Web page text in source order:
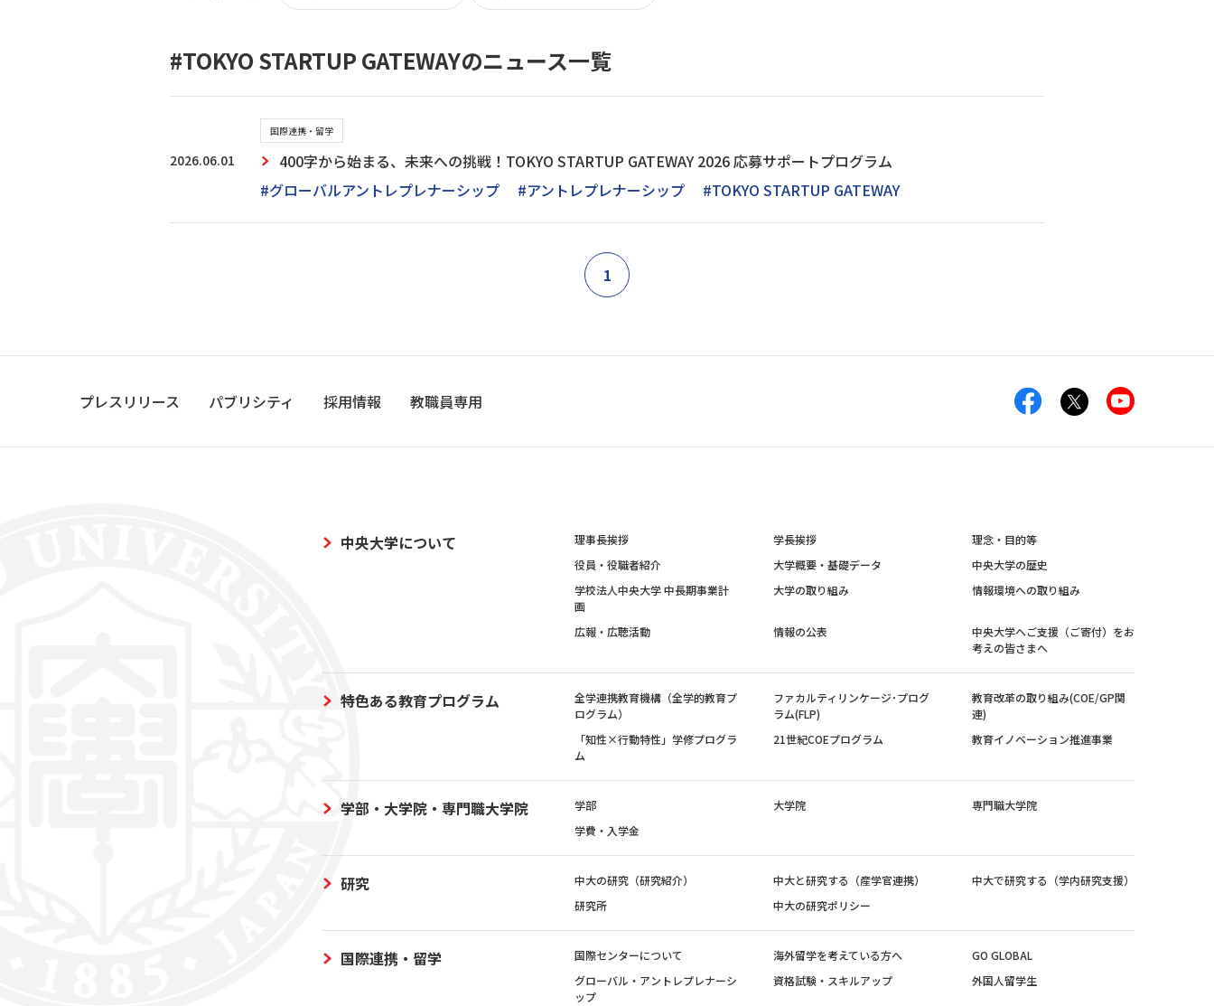
#TOKYO STARTUP GATEWAYのニュース一覧
2026.06.01
国際連携・留学
400字から始まる、未来への挑戦！TOKYO STARTUP GATEWAY 2026 応募サポートプログラム
#グローバルアントレプレナーシップ
#アントレプレナーシップ #TOKYO STARTUP GATEWAY
1
プレスリリース パブリシティ 採用情報 教職員専用
中央大学について 理事長挨拶 学長挨拶
理念・目的等
役員・役職者紹介
大学概要・基礎データ
中央大学の歴史
学校法人中央大学 中長期事業計
画
大学の取り組み 情報環境への取り組み
広報・広聴活動 情報の公表
中央大学へご支援（ご寄付）をお
考えの皆さまへ
特色ある教育プログラム
全学連携教育機構（全学的教育プ
ログラム）
ファカルティリンケージ･プログ
ラム(FLP)
教育改革の取り組み(COE/GP関
連)
「知性×行動特性」学修プログラ
ム
21世紀COEプログラム 教育イノベーション推進事業
学部・大学院・専門職大学院 学部 大学院
専門職大学院
学費・入学金
研究 中大の研究（研究紹介） 中大と研究する（産学官連携）
中大で研究する（学内研究支援）
研究所
中大の研究ポリシー
国際連携・留学 国際センターについて 海外留学を考えている方へ
GO GLOBAL
グローバル・アントレプレナーシ
ップ
資格試験・スキルアップ 外国人留学生